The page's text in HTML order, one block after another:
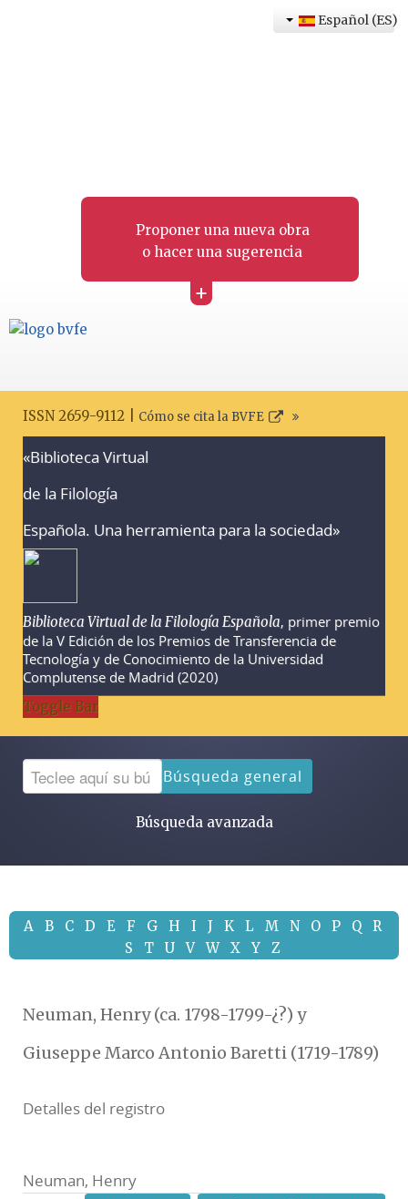
Proponer una nueva obra
o hacer una sugerencia
+
Español (ES)
ISSN 2659-9112 | Cómo se cita la BVFE
«Biblioteca Virtual
de la Filología
Española. Una herramienta para la sociedad»
Biblioteca Virtual de la Filología Española, primer premio
de la V Edición de los Premios de Transferencia de
Tecnología y de Conocimiento de la Universidad
Complutense de Madrid (2020)
Toggle Bar
Búsqueda general
Búsqueda avanzada
A B C D E F G H I J K L M N O P Q
R
S
T U V W X Y Z
Neuman, Henry (ca. 1798-1799-¿?) y
Giuseppe Marco Antonio Baretti (1719-1789)
Detalles del registro
Neuman, Henry